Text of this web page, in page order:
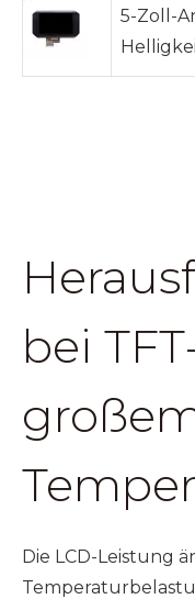
5-Zoll-
bei
Die LCD-Leistung